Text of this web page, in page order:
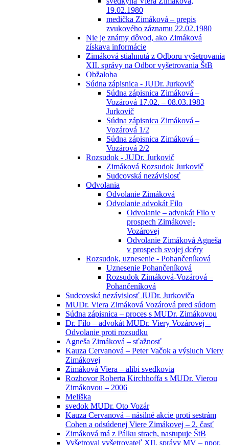
19.02.1980
medička Zimáková – prepis
zvukového záznamu 22.02.1980
Nie je známy dôvod, ako Zimáková
získava informácie
Zimáková stiahnutá z Odboru vyšetrovania
XII. správy na Odbor vyšetrovania ŠtB
Obžaloba
Súdna zápisnica - JUDr. Jurkovič
Súdna zápisnica Zimáková –
Vozárová 17.02. – 08.03.1983
Jurkovič
Súdna zápisnica Zimáková –
Vozárová 1/2
Súdna zápisnica Zimáková –
Vozárová 2/2
Rozsudok - JUDr. Jurkovič
Zimáková Rozsudok Jurkovič
Sudcovská nezávislosť
Odvolania
Odvolanie Zimáková
Odvolanie advokát Filo
Odvolanie – advokát Filo v
prospech Zimákovej-
Vozárovej
Odvolanie Zimáková Agneša
v prospech svojej dcéry
Rozsudok, uznesenie - Pohančeníková
Uznesenie Pohančeníková
Rozsudok Zimáková-Vozárová –
Pohančeníková
Sudcovská nezávislosť JUDr. Jurkoviča
MUDr. Viera Zimáková Vozárová pred súdom
Súdna zápisnica – proces s MUDr. Zimákovou
Dr. Filo – advokát MUDr. Viery Vozárovej –
Odvolanie proti rozsudku
Agneša Zimáková – sťažnosť
Kauza Cervanová – Peter Vačok a výsluch Viery
Zimákovej
Zimáková Viera – alibi svedkovia
Rozhovor Roberta Kirchhoffa s MUDr. Vierou
Zimákovou – 2006
Meliška
svedok MUDr. Oto Vozár
Kauza Cervanová – násilné akcie proti sestrám
Cohen a odsúdenej Viere Zimákovej – 2. časť
Zimáková má z Pálku strach, nastupuje ŠtB
Vyšetroval vyšetrovateľ XII. správy MV – npor.